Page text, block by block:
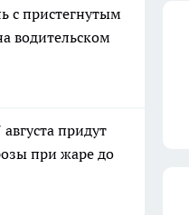
с пристегнутым
водительском
придут
при жаре до